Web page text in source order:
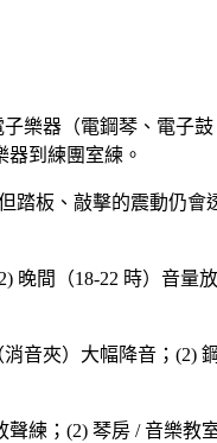
樂器（電鋼琴、電子
到練團室練。
踏板、敲擊的震動仍
晚間（18-22 時）音
音夾）大幅降音；(2)
練；(2) 琴房 / 音樂教